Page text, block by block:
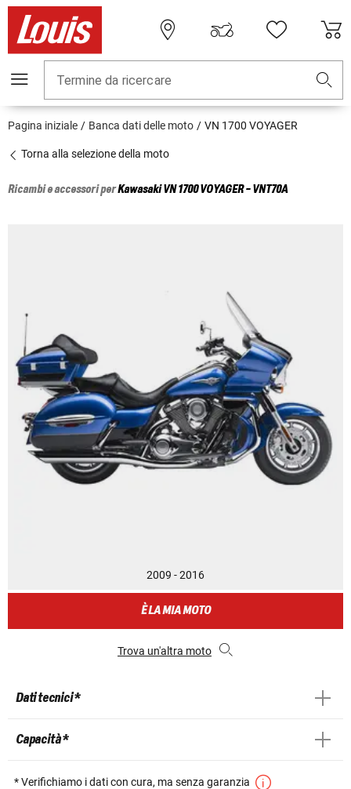
Termine da ricercare
Pagina iniziale Banca dati delle moto VN 1700 VOYAGER
Torna alla selezione della moto
Ricambi e accessori perKawasakiVN 1700 VOYAGER - VNT70A
2009 - 2016
È LA MIA MOTO
Trova un'altra moto
Dati tecnici *
Capacità *
* Verifichiamo i dati con cura, ma senza garanzia